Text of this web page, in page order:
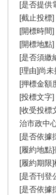
[是否提供
[截止投標
[開標時間
[開標地
[是否須
[理由]尚
[押標金額
[投標文字
[收受投
治市政中
[是否依據
[履約地點
[履約期
[是否刊登
[是否依